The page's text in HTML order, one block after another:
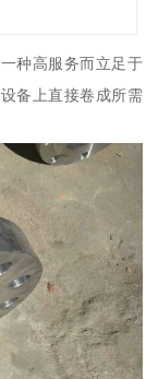
种高服务而立足于
备上直接卷成所需